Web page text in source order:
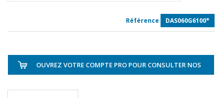
Référence DAS060G6100*
OUVREZ VOTRE COMPTE PRO POUR CONSULTER NOS